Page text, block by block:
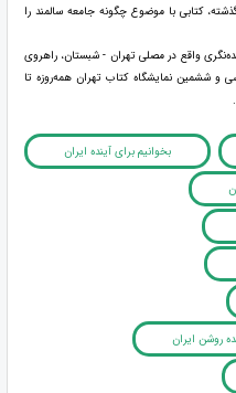
کتابی با موضوع چگونه جامعه سالمند را
واقع در مصلی تهران - شبستان، راهروی
در سی و ششمین نمایشگاه کتاب تهران همه‌روزه تا
بخوانیم برای آینده ایران
روشن ایران